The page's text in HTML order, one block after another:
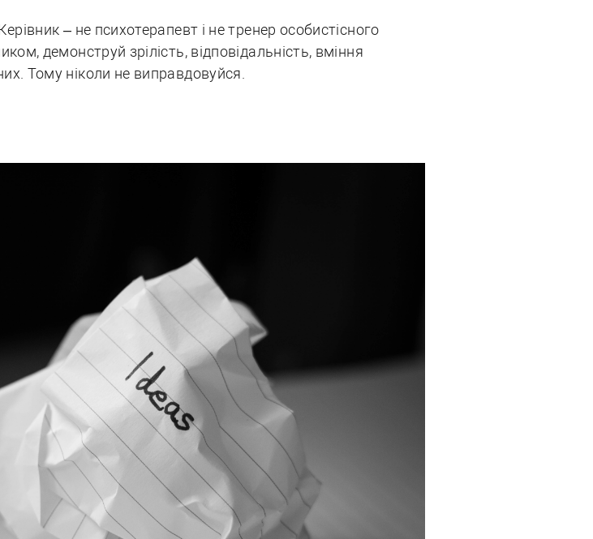
– не психотерапевт і не тренер особистісного
демонструй зрілість, відповідальність, вміння
Тому ніколи не виправдовуйся.